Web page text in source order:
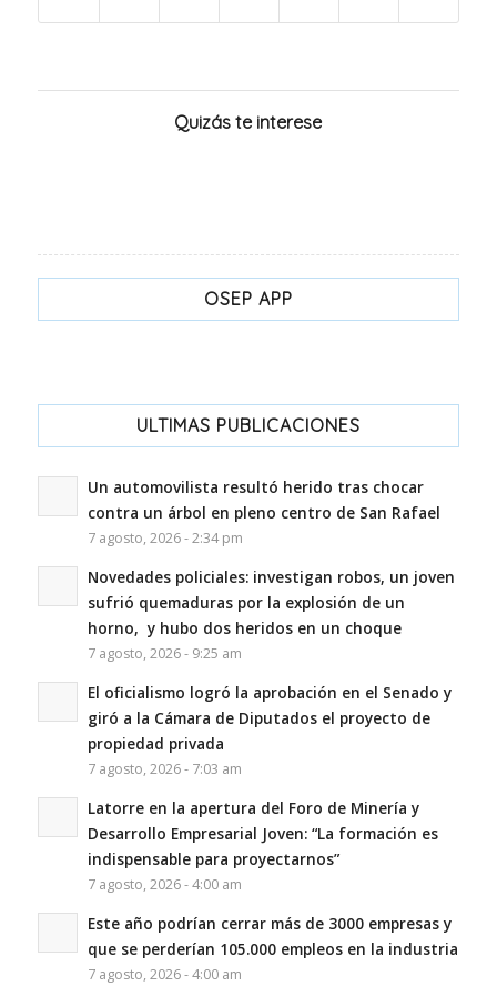
Quizás te interese
OSEP APP
ULTIMAS PUBLICACIONES
Un automovilista resultó herido tras chocar
contra un árbol en pleno centro de San Rafael
7 agosto, 2026 - 2:34 pm
Novedades policiales: investigan robos, un joven
sufrió quemaduras por la explosión de un
horno, y hubo dos heridos en un choque
7 agosto, 2026 - 9:25 am
El oficialismo logró la aprobación en el Senado y
giró a la Cámara de Diputados el proyecto de
propiedad privada
7 agosto, 2026 - 7:03 am
Latorre en la apertura del Foro de Minería y
Desarrollo Empresarial Joven: “La formación es
indispensable para proyectarnos”
7 agosto, 2026 - 4:00 am
Este año podrían cerrar más de 3000 empresas y
que se perderían 105.000 empleos en la industria
7 agosto, 2026 - 4:00 am